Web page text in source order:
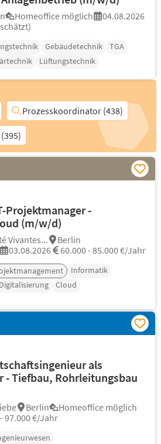
Homeoffice möglich
04.08.2026
Gebäudetechnik
TGA
Lüftungstechnik
Prozesskoordinator (438)
Projektmanager -
(m/w/d)
Vivantes...
Berlin
03.08.2026 60.000 - 85.000 €/Jahr
Informatik
Digitalisierung
Cloud
als
- Tiefbau, Rohrleitungsbau
Berlin
Homeoffice möglich
97.000 €/Jahr